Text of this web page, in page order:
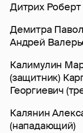
Дитрих Роберт
Демитра
Андрей
Калимулин
(защитник)
Георгиевич
Калянин
(нападающий)